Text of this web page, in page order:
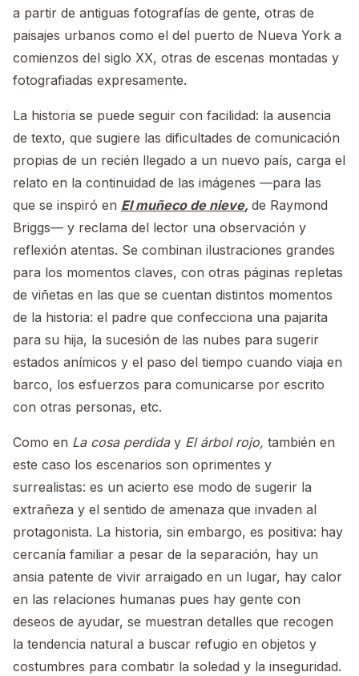
a partir de antiguas fotografías de gente, otras de
paisajes urbanos como el del puerto de Nueva York a
comienzos del siglo XX, otras de escenas montadas y
fotografiadas expresamente.
La historia se puede seguir con facilidad: la ausencia
de texto, que sugiere las dificultades de comunicación
propias de un recién llegado a un nuevo país, carga el
relato en la continuidad de las imágenes —para las
que se inspiró en El muñeco de nieve, de Raymond
Briggs— y reclama del lector una observación y
reflexión atentas. Se combinan ilustraciones grandes
para los momentos claves, con otras páginas repletas
de viñetas en las que se cuentan distintos momentos
de la historia: el padre que confecciona una pajarita
para su hija, la sucesión de las nubes para sugerir
estados anímicos y el paso del tiempo cuando viaja en
barco, los esfuerzos para comunicarse por escrito
con otras personas, etc.
Como en La cosa perdiday El árbol rojo, también en
este caso los escenarios son oprimentes y
surrealistas: es un acierto ese modo de sugerir la
extrañeza y el sentido de amenaza que invaden al
protagonista. La historia, sin embargo, es positiva: hay
cercanía familiar a pesar de la separación, hay un
ansia patente de vivir arraigado en un lugar, hay calor
en las relaciones humanas pues hay gente con
deseos de ayudar, se muestran detalles que recogen
la tendencia natural a buscar refugio en objetos y
costumbres para combatir la soledad y la inseguridad.